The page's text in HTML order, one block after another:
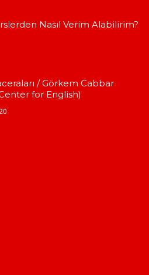
Nasıl Verim Alabilirim?
/ Görkem Cabbar
for English)